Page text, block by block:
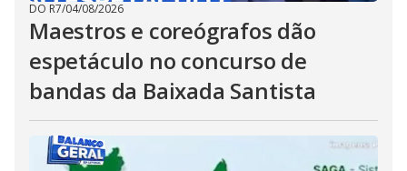
DO R7/04/08/2026
Maestros e coreógrafos dão
espetáculo no concurso de
bandas da Baixada Santista